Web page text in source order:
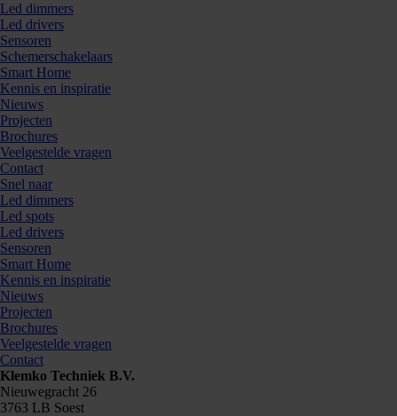
Led dimmers
Led drivers
Sensoren
Schemerschakelaars
Smart Home
Kennis en inspiratie
Nieuws
Projecten
Brochures
Veelgestelde vragen
Contact
Snel naar
Led dimmers
Led spots
Led drivers
Sensoren
Smart Home
Kennis en inspiratie
Nieuws
Projecten
Brochures
Veelgestelde vragen
Contact
Klemko Techniek B.V.
Nieuwegracht 26
3763 LB Soest